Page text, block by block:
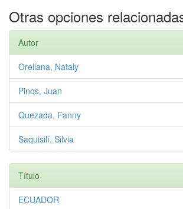
Otras opciones
Autor
Orellana, Nataly
Pinos, Juan
Quezada, Fanny
Saquisilí, Silvia
Título
ECUADOR